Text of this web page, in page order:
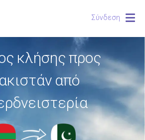
Σύνδεση
κλήσης προς
από